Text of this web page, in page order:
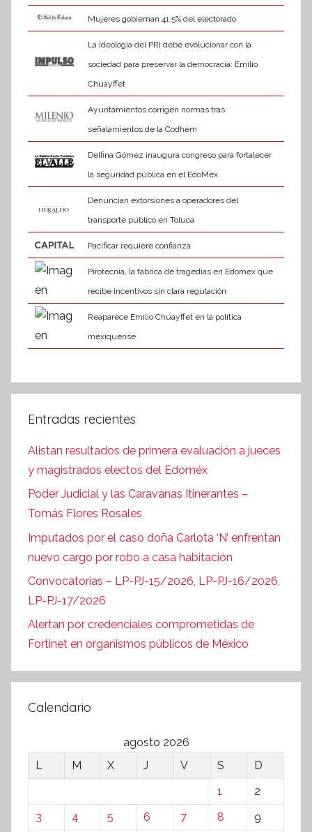
Mujeres gobiernan 41.5% del electorado
La ideología del PRI debe evolucionar con la
sociedad para preservar la democracia: Emilio
Chuayffet
Ayuntamientos corrigen normas tras
señalamientos de la Codhem
Delfina Gómez inaugura congreso para fortalecer
la seguridad pública en el EdoMéx
Denuncian extorsiones a operadores del
transporte público en Toluca
Pacificar requiere confianza
Pirotecnia, la fábrica de tragedias en Edomex que
recibe incentivos sin clara regulación
Reaparece Emilio Chuayffet en la política
mexiquense
Entradas recientes
Alistan resultados de primera evaluación a jueces
y magistrados electos del Edoméx
Poder Judicial y las Caravanas Itinerantes –
Tomás Flores Rosales
Imputados por el caso doña Carlota ‘N’ enfrentan
nuevo cargo por robo a casa habitación
Convocatorias – LP-PJ-15/2026, LP-PJ-16/2026,
LP-PJ-17/2026
Alertan por credenciales comprometidas de
Fortinet en organismos públicos de México
Calendario
agosto 2026
L
M X J V S
D
1
2
3
4 5 6 7 8
9